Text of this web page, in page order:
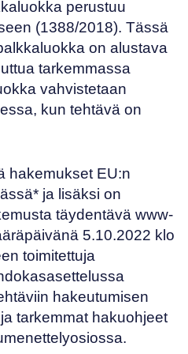
perustuu
(1388/2018). Tässä
on alustava
tarkemmassa
vahvistetaan
kun tehtävä on
hakemukset EU:n
ja lisäksi on
täydentävä www-
5.10.2022 klo
toimitettuja
hakeutumisen
tarkemmat hakuohjeet
.